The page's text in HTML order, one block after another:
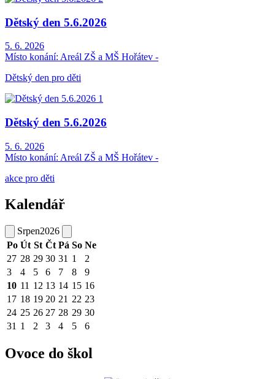
Dětský den 5.6.2026
5. 6. 2026
Místo konání: Areál ZŠ a MŠ Hořátev -
Dětský den pro děti
Dětský den 5.6.2026
5. 6. 2026
Místo konání: Areál ZŠ a MŠ Hořátev -
akce pro děti
Kalendář
Srpen2026
Po Út St Čt Pá So Ne
27 28 29 30 31 1
2
3
4 5 6 7 8
9
10 11 12 13 14 15 16
17 18 19 20 21 22 23
24 25 26 27 28 29 30
31 1 2 3 4 5 6
Ovoce do škol